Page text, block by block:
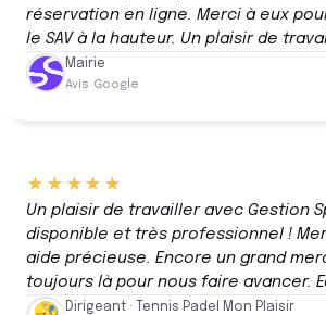
réservation en ligne. Merci à eux
le SAV à la hauteur. Un plaisir de
Mairie
Avis Google
★★★★★
Un plaisir de travailler avec Gestion
disponible et très professionnel !
aide précieuse. Encore un grand
toujours là pour nous faire avancer.
Dirigeant · Tennis Padel Mon Plaisir